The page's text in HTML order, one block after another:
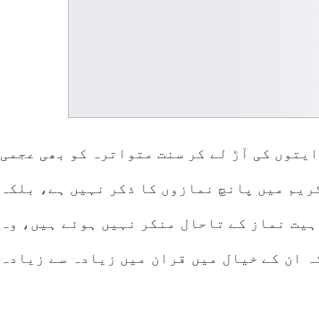
کی آڑ لے کر سنت متواترہ کو بھی عجمی
میں پانچ نمازوں کا ذکر نہیں ہے، بلکہ
نماز کے تاحال منکر نہیں ہوئے ہیں، وہ
ان کے خیال میں قران میں زیادہ سے زیادہ